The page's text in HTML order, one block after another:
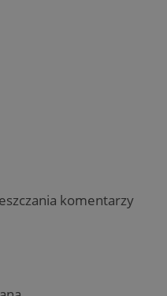
komentarzy